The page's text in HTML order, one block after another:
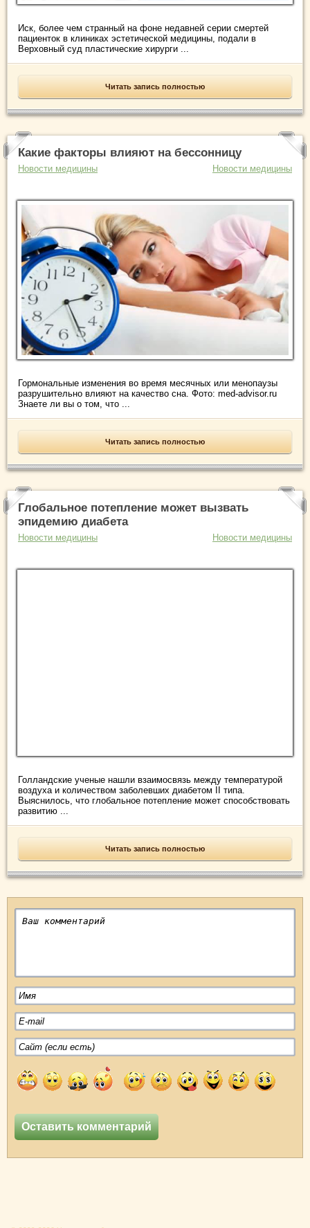
Иск, более чем странный на фоне недавней серии смертей
пациенток в клиниках эстетической медицины, подали в
Верховный суд пластические хирурги ...
Читать запись полностью
Какие факторы влияют на бессонницу
Новости медицины Новости медицины
Гормональные изменения во время месячных или менопаузы
разрушительно влияют на качество сна. Фото: med-advisor.ru
Знаете ли вы о том, что ...
Читать запись полностью
Глобальное потепление может вызвать
эпидемию диабета
Новости медицины Новости медицины
Голландские ученые нашли взаимосвязь между температурой
воздуха и количеством заболевших диабетом II типа.
Выяснилось, что глобальное потепление может способствовать
развитию ...
Читать запись полностью